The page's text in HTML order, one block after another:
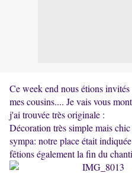
Ce week end nous étions
mes cousins.... Je vais vous
j'ai trouvée très originale :
Décoration très simple mais
sympa: notre place était
fêtions également la fin du